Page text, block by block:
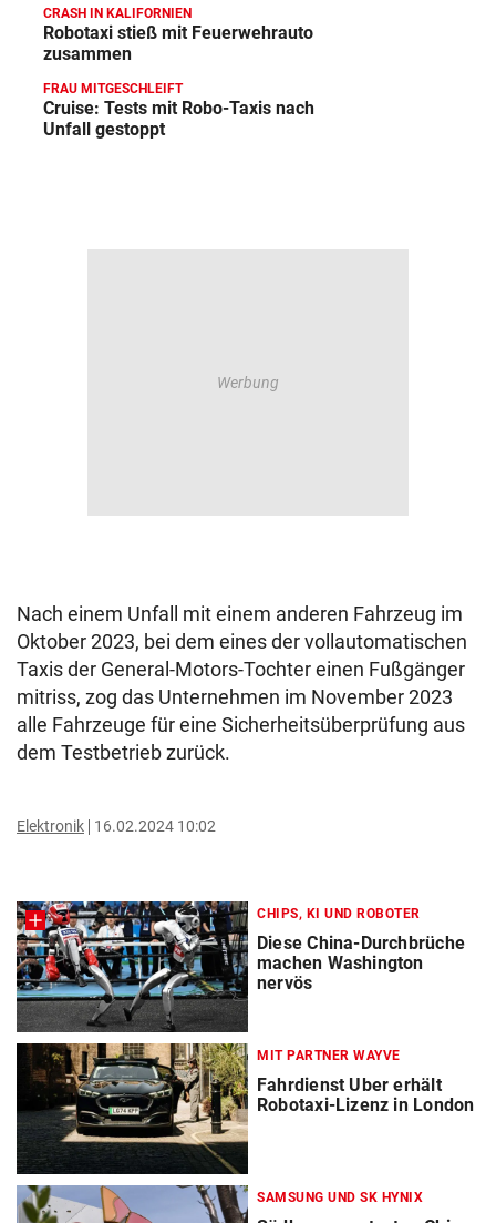
CRASH IN KALIFORNIEN
Robotaxi stieß mit Feuerwehrauto
zusammen
FRAU MITGESCHLEIFT
Cruise: Tests mit Robo-Taxis nach
Unfall gestoppt
Nach einem Unfall mit einem anderen Fahrzeug im
Oktober 2023, bei dem eines der vollautomatischen
Taxis der General-Motors-Tochter einen Fußgänger
mitriss, zog das Unternehmen im November 2023
alle Fahrzeuge für eine Sicherheitsüberprüfung aus
dem Testbetrieb zurück.
Elektronik 16.02.2024 10:02
CHIPS, KI UND ROBOTER
Diese China-Durchbrüche
machen Washington
nervös
MIT PARTNER WAYVE
Fahrdienst Uber erhält
Robotaxi-Lizenz in London
SAMSUNG UND SK HYNIX